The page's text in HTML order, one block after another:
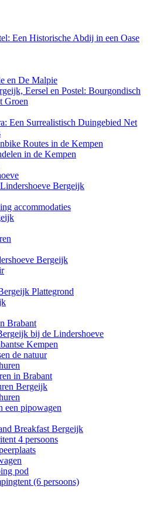
Een Historische Abdij in een Oase
en De Malpie
Eersel en Postel: Bourgondisch
Groen
Een Surrealistisch Duingebied Net
Routes in de Kempen
in de Kempen
Bergeijk
accommodaties
Bergeijk
Plattegrond
Brabant
bij de Lindershoeve
Kempen
de natuur
in Brabant
Bergeijk
een pipowagen
Breakfast Bergeijk
4 persoons
pod
(6 persoons)